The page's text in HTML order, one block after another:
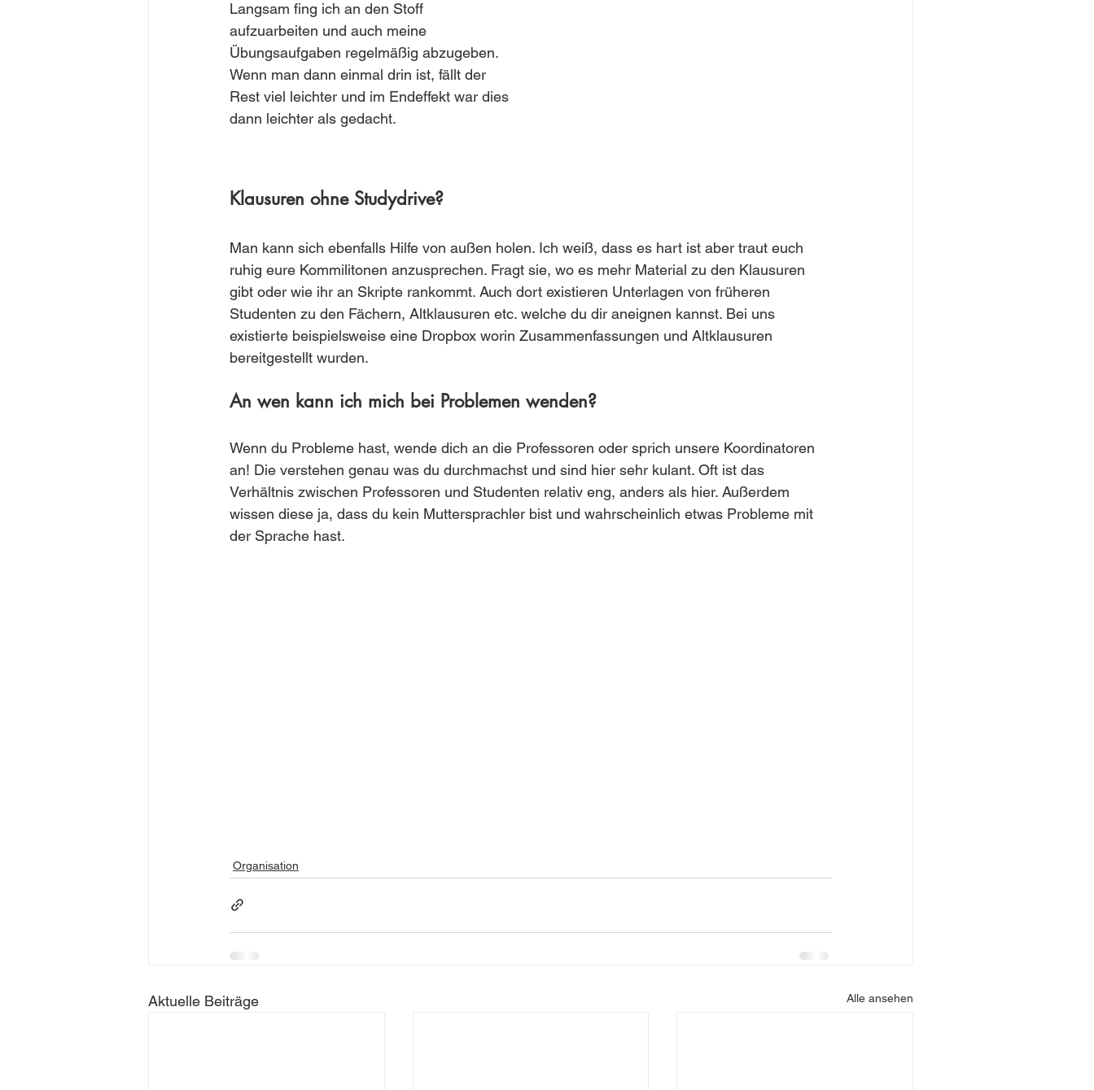
Langsam fing ich an den Stoff
aufzuarbeiten und auch meine
Übungsaufgaben regelmäßig abzugeben.
Wenn man dann einmal drin ist, fällt der
Rest viel leichter und im Endeffekt war dies
dann leichter als gedacht.
Klausuren ohne Studydrive?
Man kann sich ebenfalls Hilfe von außen holen. Ich weiß, dass es hart ist aber traut euch
ruhig eure Kommilitonen anzusprechen. Fragt sie, wo es mehr Material zu den Klausuren
gibt oder wie ihr an Skripte rankommt. Auch dort existieren Unterlagen von früheren
Studenten zu den Fächern, Altklausuren etc. welche du dir aneignen kannst. Bei uns
existierte beispielsweise eine Dropbox worin Zusammenfassungen und Altklausuren
bereitgestellt wurden.
An wen kann ich mich bei Problemen wenden?
Wenn du Probleme hast, wende dich an die Professoren oder sprich unsere Koordinatoren
an! Die verstehen genau was du durchmachst und sind hier sehr kulant. Oft ist das
Verhältnis zwischen Professoren und Studenten relativ eng, anders als hier. Außerdem
wissen diese ja, dass du kein Muttersprachler bist und wahrscheinlich etwas Probleme mit
der Sprache hast.
Organisation
Aktuelle Beiträge Alle ansehen